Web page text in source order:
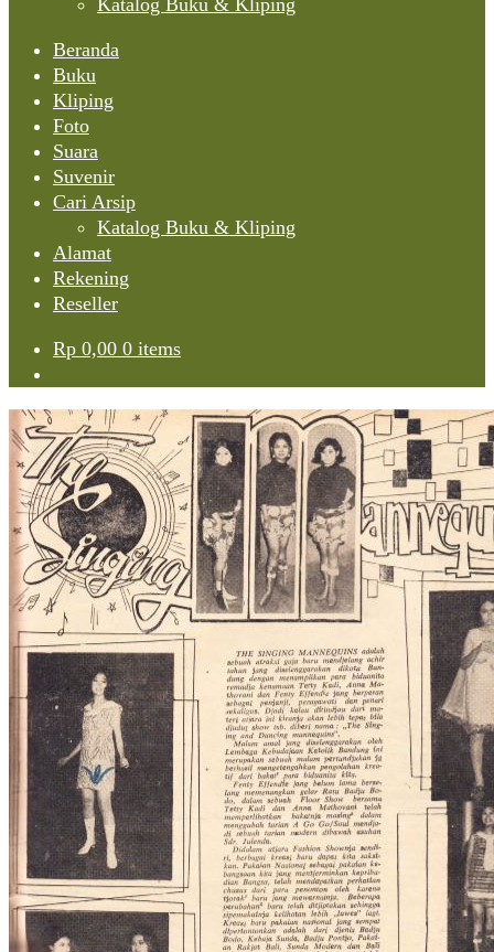
Katalog Buku & Kliping
Beranda
Buku
Kliping
Foto
Suara
Suvenir
Cari Arsip
Katalog Buku & Kliping
Alamat
Rekening
Reseller
Rp 0,00 0 items